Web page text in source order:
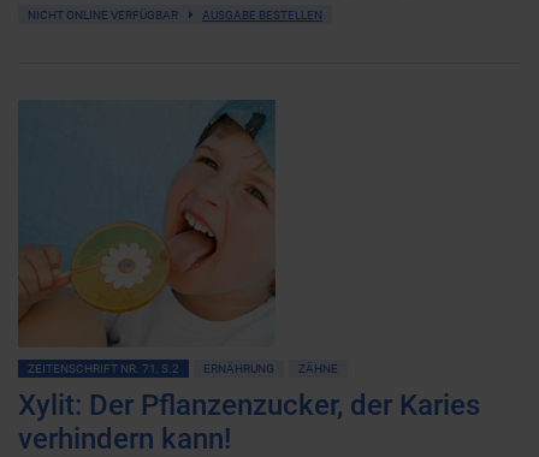
NICHT ONLINE VERFÜGBAR AUSGABE BESTELLEN
ZEITENSCHRIFT NR. 71, S.2 ERNÄHRUNG ZÄHNE
Xylit: Der Pflanzenzucker, der Karies
verhindern kann!